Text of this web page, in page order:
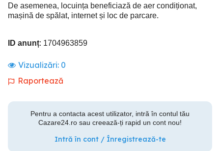
De asemenea, locuința beneficiază de aer condiționat,
mașină de spălat, internet și loc de parcare.
ID anunț: 1704963859
Vizualizări: 0
Raportează
Pentru a contacta acest utilizator, intră în contul tău
Cazare24.ro sau creează-ți rapid un cont nou!
Intră în cont / Înregistrează-te